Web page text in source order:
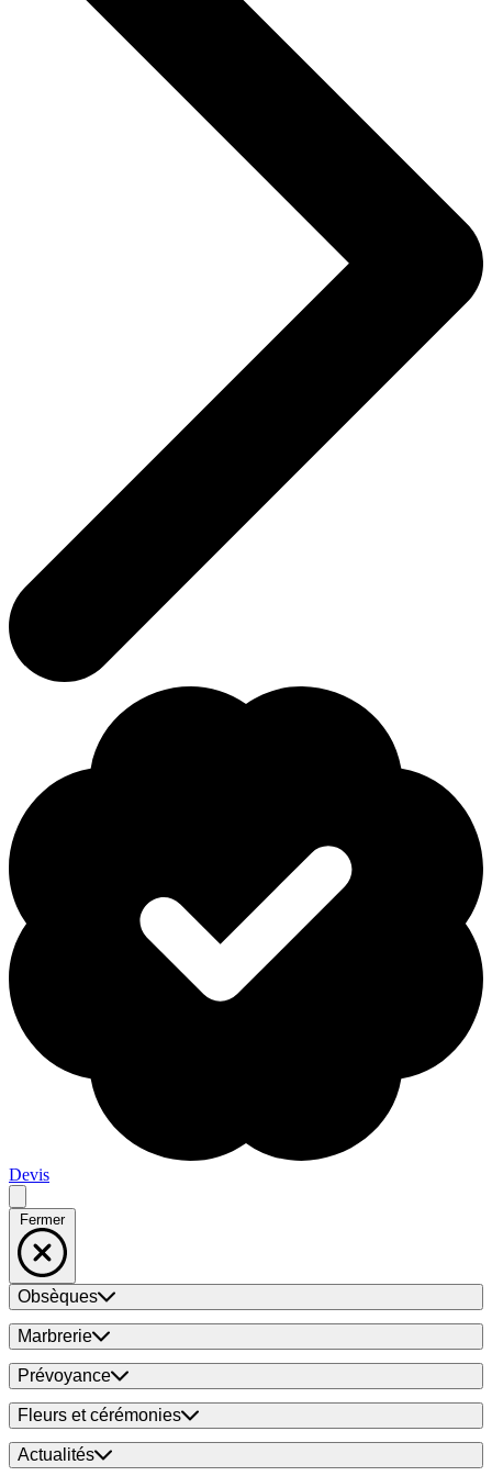
Devis
Fermer
Obsèques
Marbrerie
Prévoyance
Fleurs et cérémonies
Actualités